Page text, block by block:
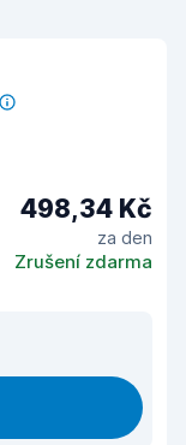
498,34 Kč
za den
Zrušení zdarma